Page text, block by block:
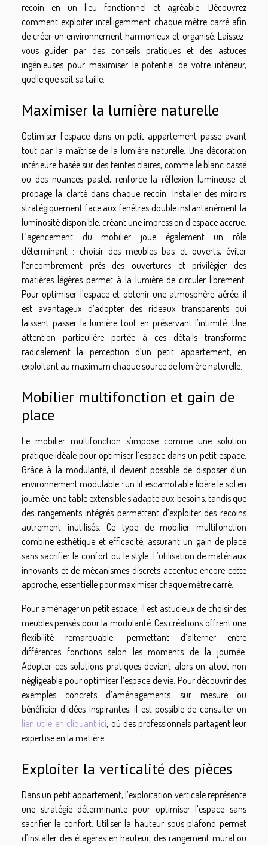
recoin en un lieu fonctionnel et agréable. Découvrez
comment exploiter intelligemment chaque mètre carré afin
de créer un environnement harmonieux et organisé. Laissez-
vous guider par des conseils pratiques et des astuces
ingénieuses pour maximiser le potentiel de votre intérieur,
quelle que soit sa taille.
Maximiser la lumière naturelle
Optimiser l’espace dans un petit appartement passe avant
tout par la maîtrise de la lumière naturelle. Une décoration
intérieure basée sur des teintes claires, comme le blanc cassé
ou des nuances pastel, renforce la réflexion lumineuse et
propage la clarté dans chaque recoin. Installer des miroirs
stratégiquement face aux fenêtres double instantanément la
luminosité disponible, créant une impression d’espace accrue.
L’agencement du mobilier joue également un rôle
déterminant : choisir des meubles bas et ouverts, éviter
l’encombrement près des ouvertures et privilégier des
matières légères permet à la lumière de circuler librement.
Pour optimiser l’espace et obtenir une atmosphère aérée, il
est avantageux d’adopter des rideaux transparents qui
laissent passer la lumière tout en préservant l’intimité. Une
attention particulière portée à ces détails transforme
radicalement la perception d’un petit appartement, en
exploitant au maximum chaque source de lumière naturelle.
Mobilier multifonction et gain de
place
Le mobilier multifonction s’impose comme une solution
pratique idéale pour optimiser l’espace dans un petit espace.
Grâce à la modularité, il devient possible de disposer d’un
environnement modulable : un lit escamotable libère le sol en
journée, une table extensible s’adapte aux besoins, tandis que
des rangements intégrés permettent d’exploiter des recoins
autrement inutilisés. Ce type de mobilier multifonction
combine esthétique et efficacité, assurant un gain de place
sans sacrifier le confort ou le style. L’utilisation de matériaux
innovants et de mécanismes discrets accentue encore cette
approche, essentielle pour maximiser chaque mètre carré.
Pour aménager un petit espace, il est astucieux de choisir des
meubles pensés pour la modularité. Ces créations offrent une
flexibilité remarquable, permettant d’alterner entre
différentes fonctions selon les moments de la journée.
Adopter ces solutions pratiques devient alors un atout non
négligeable pour optimiser l’espace de vie. Pour découvrir des
exemples concrets d’aménagements sur mesure ou
bénéficier d’idées inspirantes, il est possible de consulter un
lien utile en cliquant ici, où des professionnels partagent leur
expertise en la matière.
Exploiter la verticalité des pièces
Dans un petit appartement, l’exploitation verticale représente
une stratégie déterminante pour optimiser l’espace sans
sacrifier le confort. Utiliser la hauteur sous plafond permet
d’installer des étagères en hauteur, des rangement mural ou